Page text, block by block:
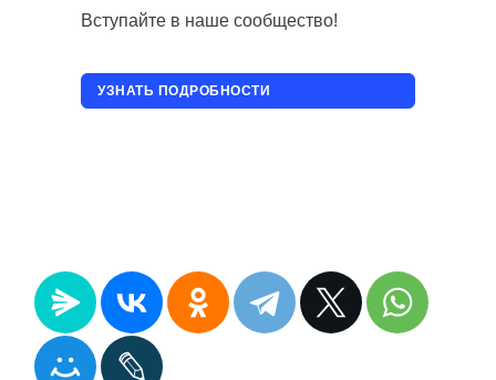
Вступайте в наше сообщество!
УЗНАТЬ ПОДРОБНОСТИ